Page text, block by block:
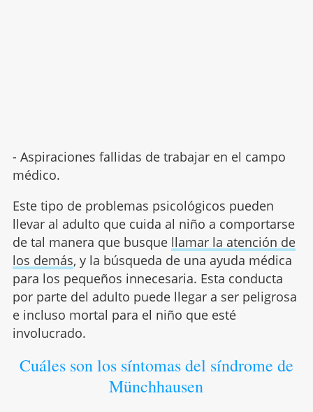
- Aspiraciones fallidas de trabajar en el campo
médico.
Este tipo de problemas psicológicos pueden
llevar al adulto que cuida al niño a comportarse
de tal manera que busque llamar la atención de
los demás, y la búsqueda de una ayuda médica
para los pequeños innecesaria. Esta conducta
por parte del adulto puede llegar a ser peligrosa
e incluso mortal para el niño que esté
involucrado.
Cuáles son los síntomas del síndrome de
Münchhausen